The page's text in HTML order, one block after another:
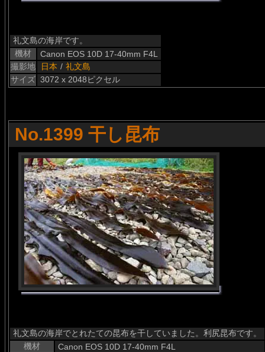
礼文島の海岸です。
機材
Canon EOS 10D 17-40mm F4L
撮影地
日本 / 礼文島
サイズ 3072 x 2048ピクセル
No.1399 干し昆布
礼文島の海岸でとれたての昆布を干していました。利尻昆布です。
機材
Canon EOS 10D 17-40mm F4L